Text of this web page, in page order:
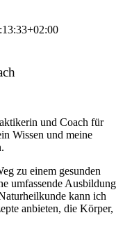
und Coach für
Wissen und meine
zu einem gesunden
umfassende Ausbildung
kann ich
anbieten, die Körper,